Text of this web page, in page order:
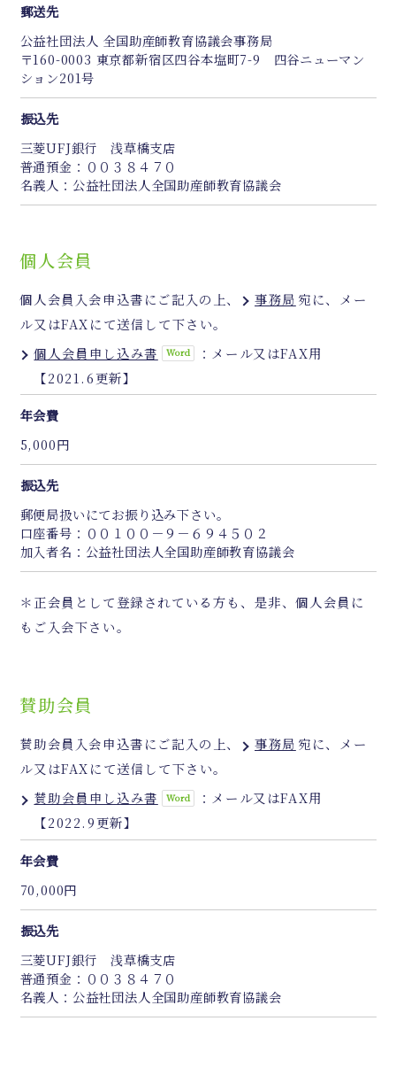
郵送先
公益社団法人 全国助産師教育協議会事務局
〒160-0003 東京都新宿区四谷本塩町7-9 四谷ニューマン
ション201号
振込先
三菱UFJ銀行 浅草橋支店
普通預金：００３８４７０
名義人：公益社団法人全国助産師教育協議会
個人会員
個人会員入会申込書にご記入の上、 事務局 宛に、メー
ル又はFAXにて送信して下さい。
個人会員申し込み書
：メール又はFAX用
【2021.6更新】
年会費
5,000円
振込先
郵便局扱いにてお振り込み下さい。
口座番号：００１００－９－６９４５０２
加入者名：公益社団法人全国助産師教育協議会
＊正会員として登録されている方も、是非、個人会員に
もご入会下さい。
賛助会員
賛助会員入会申込書にご記入の上、 事務局 宛に、メー
ル又はFAXにて送信して下さい。
賛助会員申し込み書
：メール又はFAX用
【2022.9更新】
年会費
70,000円
振込先
三菱UFJ銀行 浅草橋支店
普通預金：００３８４７０
名義人：公益社団法人全国助産師教育協議会